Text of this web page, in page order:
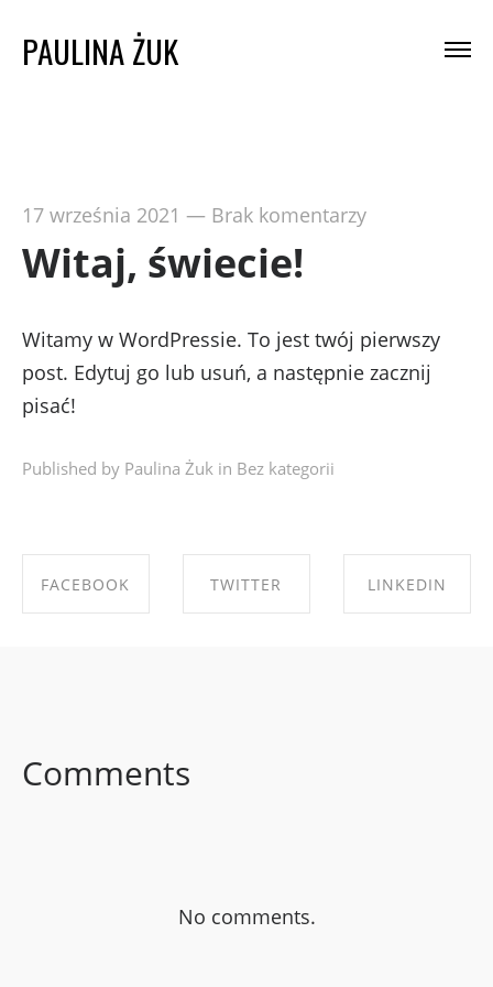
PAULINA ŻUK
17 września 2021 — Brak komentarzy
Witaj, świecie!
Witamy w WordPressie. To jest twój pierwszy
post. Edytuj go lub usuń, a następnie zacznij
pisać!
Published by Paulina Żuk in Bez kategorii
FACEBOOK TWITTER LINKEDIN
Comments
No comments.